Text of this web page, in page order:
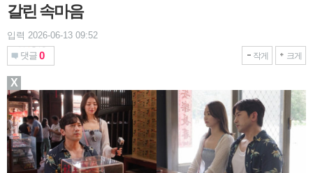
갈린 속마음
입력 2026-06-13 09:52
댓글 0 작게 크게
X